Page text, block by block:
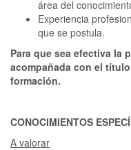
área del
Experiencia
que se postula.
Para que sea efectiva la
acompañada con el
formación.
CONOCIMIENTOS
A valorar